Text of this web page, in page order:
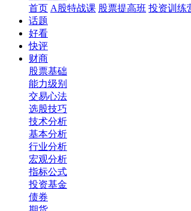
首页 A股特战课 股票提高班 投资训练
话题
好看
快评
财商
股票基础
能力级别
交易心法
选股技巧
技术分析
基本分析
行业分析
宏观分析
指标公式
投资基金
债券